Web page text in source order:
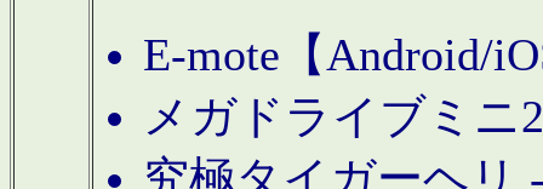
E-mote【Android/
メガドライブミニ
究極タイガーヘリ